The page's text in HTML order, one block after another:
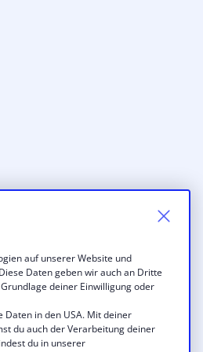
auf unserer Website und
Daten geben wir auch an Dritte
deiner Einwilligung oder
in den USA. Mit deiner
du auch der Verarbeitung deiner
du in unserer